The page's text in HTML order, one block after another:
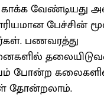
வேண்டியது
பேச்சின்
பணவரத்து
போன்ற
தோன்றலாம்.